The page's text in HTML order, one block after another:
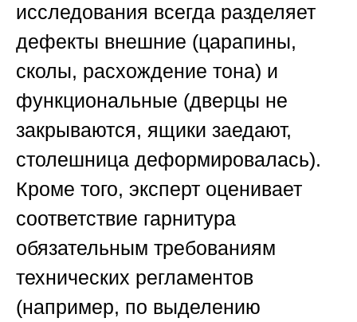
исследования всегда разделяет
дефекты внешние (царапины,
сколы, расхождение тона) и
функциональные (дверцы не
закрываются, ящики заедают,
столешница деформировалась).
Кроме того, эксперт оценивает
соответствие гарнитура
обязательным требованиям
технических регламентов
(например, по выделению